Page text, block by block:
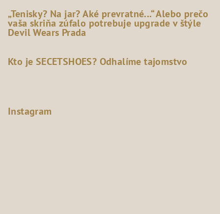
„Tenisky? Na jar? Aké prevratné...“ Alebo prečo
vaša skriňa zúfalo potrebuje upgrade v štýle
Devil Wears Prada
Kto je SECETSHOES? Odhalíme tajomstvo
Instagram